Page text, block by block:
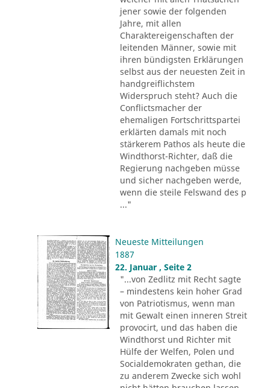
jener sowie der folgenden
Jahre, mit allen
Charaktereigenschaften der
leitenden Männer, sowie mit
ihren bündigsten Erklärungen
selbst aus der neuesten Zeit in
handgreiflichstem
Widerspruch steht? Auch die
Conflictsmacher der
ehemaligen Fortschrittspartei
erklärten damals mit noch
stärkerem Pathos als heute die
Windthorst-Richter, daß die
Regierung nachgeben müsse
und sicher nachgeben werde,
wenn die steile Felswand des p
..."
Neueste Mitteilungen
1887
22. Januar , Seite 2
"...von Zedlitz mit Recht sagte
– mindestens kein hoher Grad
von Patriotismus, wenn man
mit Gewalt einen inneren Streit
provocirt, und das haben die
Windthorst und Richter mit
Hülfe der Welfen, Polen und
Socialdemokraten gethan, die
zu anderem Zwecke sich wohl